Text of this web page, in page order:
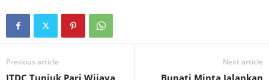
Previous article
ITDC Tunjuk Pari Wijaya
Next article
Bupati Minta Jalankan